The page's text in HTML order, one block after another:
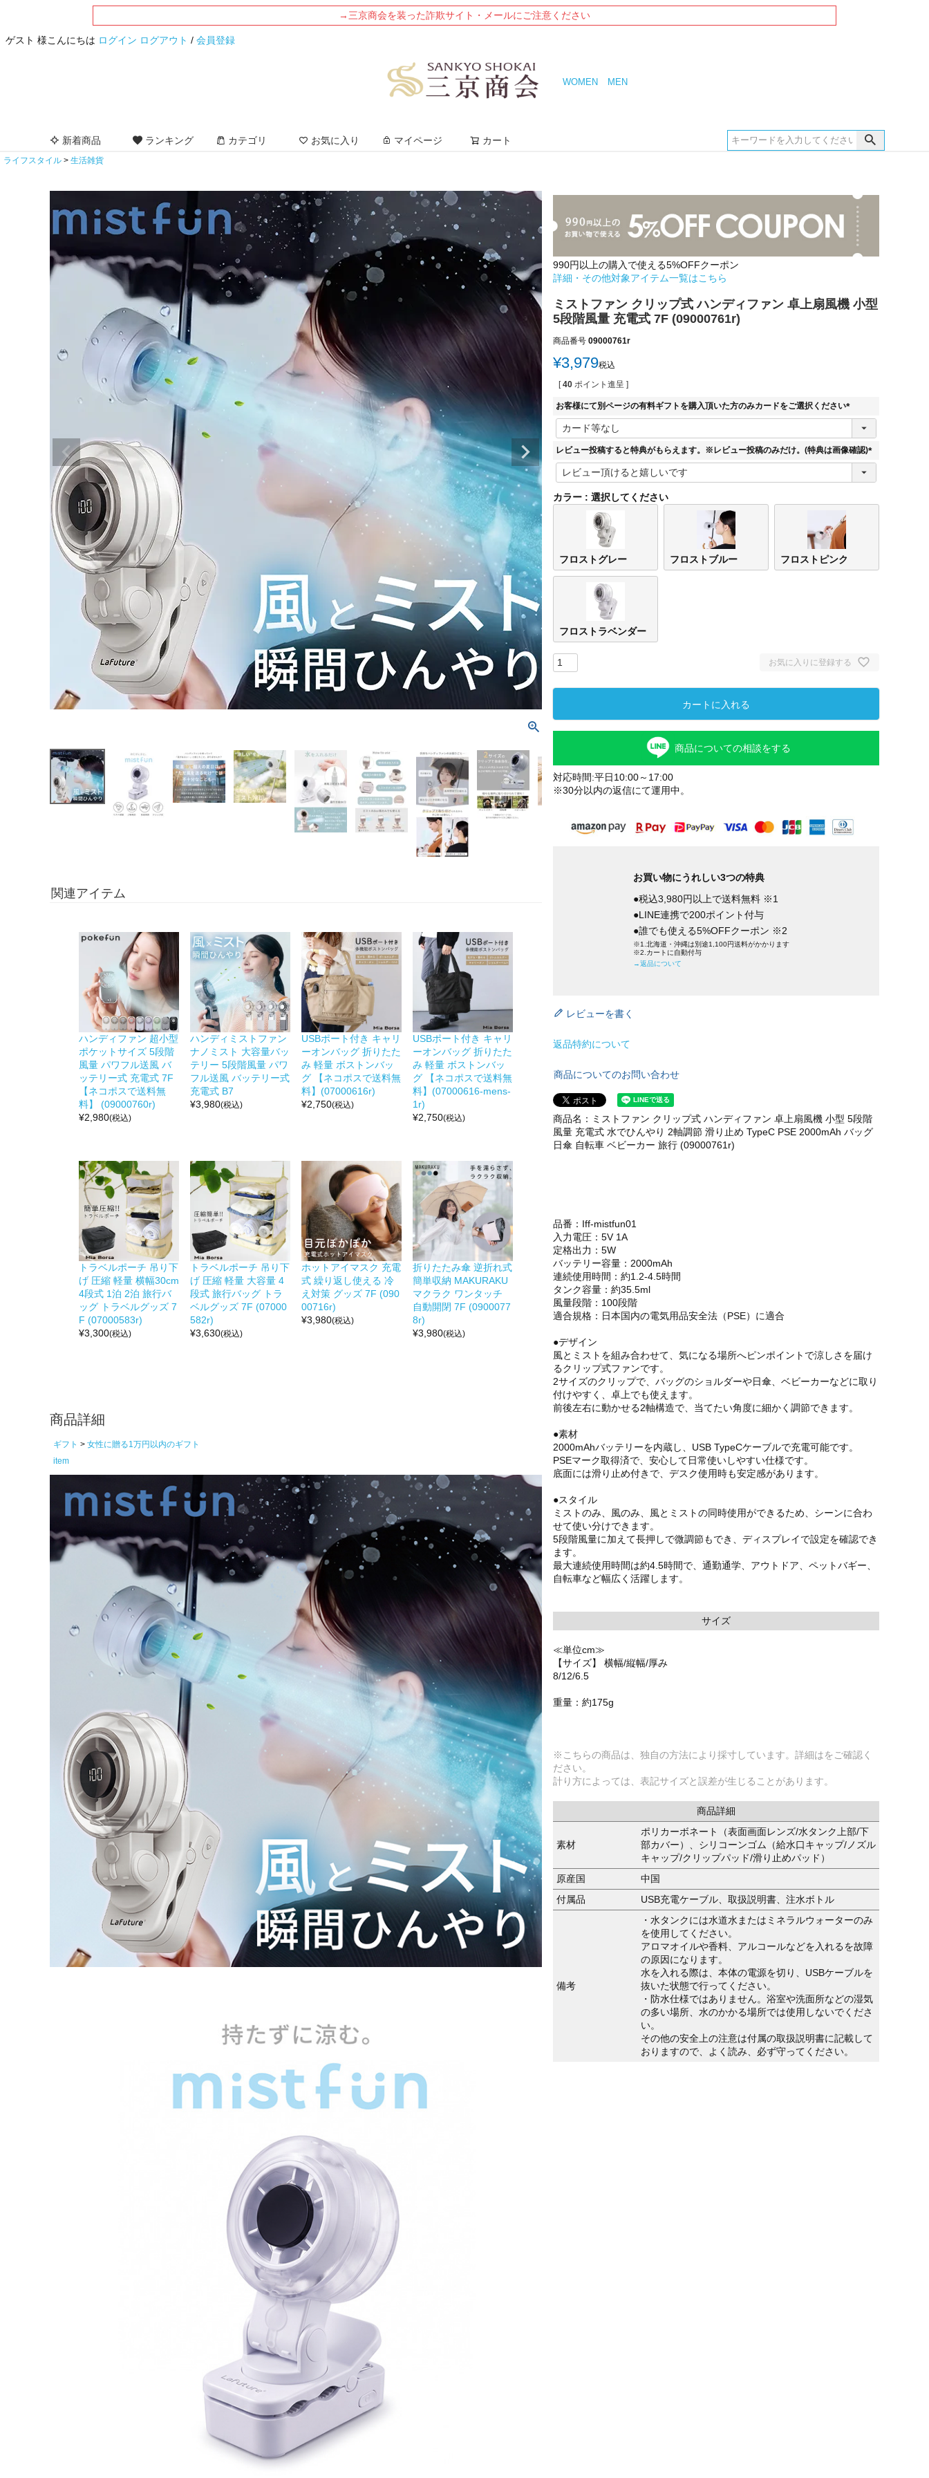
→三京商会を装った詐欺サイト・メールにご注意ください
ゲスト 様こんにちは ログイン ログアウト / 会員登録
WOMEN MEN
新着商品 ランキング カテゴリ お気に入り マイページ カート
ライフスタイル 生活雑貨
関連アイテム
ハンディファン 超小型
ポケットサイズ 5段階
風量 パワフル送風 バ
ッテリー式 充電式 7F
【ネコポスで送料無
料】 (09000760r)
¥2,980(税込)
ハンディミストファン
ナノミスト 大容量バッ
テリー 5段階風量 パワ
フル送風 バッテリー式
充電式 B7
¥3,980(税込)
USBポート付き キャリ
ーオンバッグ 折りたた
み 軽量 ボストンバッ
グ 【ネコポスで送料無
料】(07000616r)
¥2,750(税込)
USBポート付き キャリ
ーオンバッグ 折りたた
み 軽量 ボストンバッ
グ 【ネコポスで送料無
料】(07000616-mens-
1r)
¥2,750(税込)
トラベルポーチ 吊り下
げ 圧縮 軽量 横幅30cm
4段式 1泊 2泊 旅行バ
ッグ トラベルグッズ 7
F (07000583r)
¥3,300(税込)
トラベルポーチ 吊り下
げ 圧縮 軽量 大容量 4
段式 旅行バッグ トラ
ベルグッズ 7F (07000
582r)
¥3,630(税込)
ホットアイマスク 充電
式 繰り返し使える 冷
え対策 グッズ 7F (090
00716r)
¥3,980(税込)
折りたたみ傘 逆折れ式
簡単収納 MAKURAKU
マクラク ワンタッチ
自動開閉 7F (0900077
8r)
¥3,980(税込)
商品詳細
ギフト
女性に贈る1万円以内のギフト
item
990円以上の購入で使える5%OFFクーポン
詳細・その他対象アイテム一覧はこちら
ミストファン クリップ式 ハンディファン 卓上扇風機 小型
5段階風量 充電式 7F (09000761r)
商品番号 09000761r
¥3,979税込
[ 40 ポイント進呈 ]
お客様にて別ページの有料ギフトを購入頂いた方のみカードをご選択ください
(
須
レビュー投稿すると特典がもらえます。※レビュー投稿のみだけ。(特典は画像確認)
(
)
カラー 選択してください
フロストグレー フロストブルー フロストピンク
フロストラベンダー
お気に入りに登録する
カートに入れる
商品についての相談をする
対応時間:平日10:00～17:00
※30分以内の返信にて運用中。
お買い物にうれしい3つの特典
●税込3,980円以上で送料無料 ※1
●LINE連携で200ポイント付与
●誰でも使える5%OFFクーポン ※2
※1.北海道・沖縄は別途1,100円送料がかかります
※2.カートに自動付与
→返品について
レビューを書く
返品特約について
商品についてのお問い合わせ
商品名：ミストファン クリップ式 ハンディファン 卓上扇風機 小型 5段階
風量 充電式 水でひんやり 2軸調節 滑り止め TypeC PSE 2000mAh バッグ
日傘 自転車 ベビーカー 旅行 (09000761r)
品番：Iff-mistfun01
入力電圧：5V 1A
定格出力：5W
バッテリー容量：2000mAh
連続使用時間：約1.2-4.5時間
タンク容量：約35.5ml
風量段階：100段階
適合規格：日本国内の電気用品安全法（PSE）に適合
●デザイン
風とミストを組み合わせて、気になる場所へピンポイントで涼しさを届け
るクリップ式ファンです。
2サイズのクリップで、バッグのショルダーや日傘、ベビーカーなどに取り
付けやすく、卓上でも使えます。
前後左右に動かせる2軸構造で、当てたい角度に細かく調節できます。
●素材
2000mAhバッテリーを内蔵し、USB TypeCケーブルで充電可能です。
PSEマーク取得済で、安心して日常使いしやすい仕様です。
底面には滑り止め付きで、デスク使用時も安定感があります。
●スタイル
ミストのみ、風のみ、風とミストの同時使用ができるため、シーンに合わ
せて使い分けできます。
5段階風量に加えて長押しで微調節もでき、ディスプレイで設定を確認でき
ます。
最大連続使用時間は約4.5時間で、通勤通学、アウトドア、ペットバギー、
自転車など幅広く活躍します。
サイズ
≪単位cm≫
【サイズ】 横幅/縦幅/厚み
8/12/6.5
重量：約175g
※こちらの商品は、独自の方法により採寸しています。詳細はをご確認く
ださい。
計り方によっては、表記サイズと誤差が生じることがあります。
商品詳細
素材
ポリカーボネート（表面画面レンズ/水タンク上部/下
部カバー）、シリコーンゴム（給水口キャップ/ノズル
キャップ/クリップパッド/滑り止めパッド）
原産国
中国
付属品
USB充電ケーブル、取扱説明書、注水ボトル
備考
・水タンクには水道水またはミネラルウォーターのみ
を使用してください。
アロマオイルや香料、アルコールなどを入れるを故障
の原因になります。
水を入れる際は、本体の電源を切り、USBケーブルを
抜いた状態で行ってください。
・防水仕様ではありません。浴室や洗面所などの湿気
の多い場所、水のかかる場所では使用しないでくださ
い。
その他の安全上の注意は付属の取扱説明書に記載して
おりますので、よく読み、必ず守ってください。